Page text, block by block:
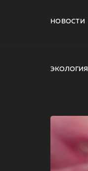
НОВОСТИ
ЭКОЛОГИЯ